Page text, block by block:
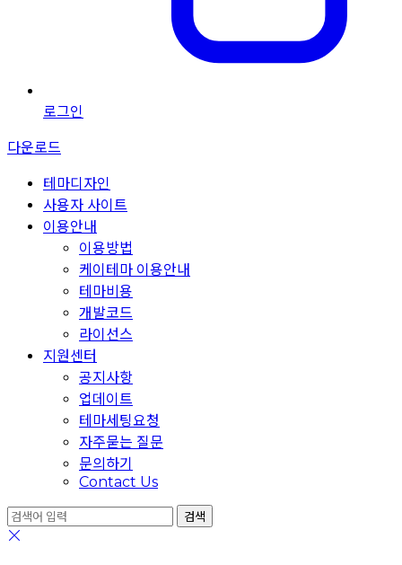
로그인
다운로드
테마디자인
사용자 사이트
이용안내
이용방법
케이테마 이용안내
테마비용
개발코드
라이선스
지원센터
공지사항
업데이트
테마세팅요청
자주묻는 질문
문의하기
Contact Us